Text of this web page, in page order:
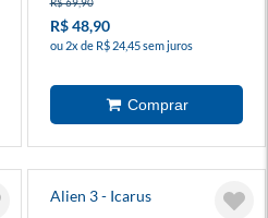
R$ 48,90
ou 2x de R$ 24,45 sem juros
Alien 3 - Icarus